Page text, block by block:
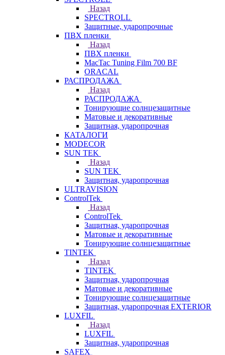
Назад
SPECTROLL
Защитные, ударопрочные
ПВХ пленки
Назад
ПВХ пленки
MacTac Tuning Film 700 BF
ORACAL
РАСПРОДАЖА
Назад
РАСПРОДАЖА
Тонирующие солнцезащитные
Матовые и декоративные
Защитная, ударопрочная
КАТАЛОГИ
MODECOR
SUN TEK
Назад
SUN TEK
Защитная, ударопрочная
ULTRAVISION
ControlTek
Назад
ControlTek
Защитная, ударопрочная
Матовые и декоративные
Тонирующие солнцезащитные
TINTEK
Назад
TINTEK
Защитная, ударопрочная
Матовые и декоративные
Тонирующие солнцезащитные
Защитная, ударопрочная EXTERIOR
LUXFIL
Назад
LUXFIL
Защитная, ударопрочная
SAFEX